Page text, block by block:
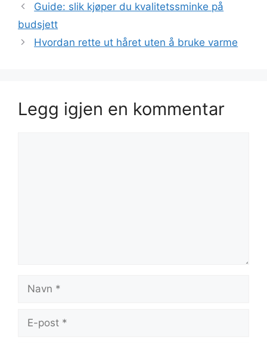
Guide: slik kjøper du kvalitetssminke på
budsjett
Hvordan rette ut håret uten å bruke varme
Legg igjen en kommentar
Navn